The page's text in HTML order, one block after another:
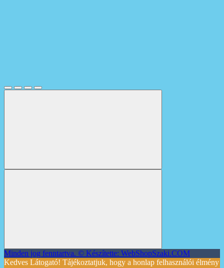
Minden jog fenntartva. © Készítette: WebShopSzaki.COM
Kedves Látogató! Tájékoztatjuk, hogy a honlap felhasználói élmény